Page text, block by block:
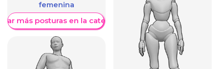
femenina
más posturas en la categoría